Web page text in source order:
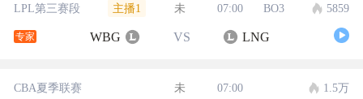
LPL第三赛段 主播1 未 07:00 BO3 5859
专家 WBG VS LNG
CBA夏季联赛 未 07:00 1.5万